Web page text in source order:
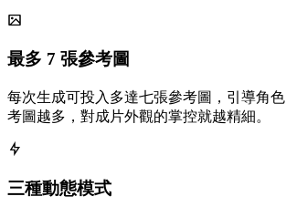
最多 7 張參考圖
每次生成可投入多達七張參考圖，引導角
考圖越多，對成片外觀的掌控就越精細。
三種動態模式